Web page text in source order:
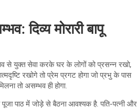
दिव्‍य मोरारी बापू
से युक्त सेवा करके घर के लोगों को प्रसन्न रखो,
रखोगे तो प्रेम प्रगट होगा जो प्रभु के पास
तो असम्भव ही होगा.
पूजा पाठ में जोड़े से बैठना आवश्यक है. पति-पत्नी और